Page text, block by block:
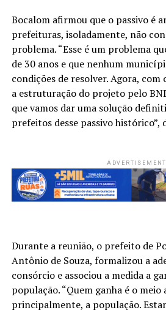
Bocalom afirmou que o passivo é
prefeituras, isoladamente, não
problema. “Esse é um problema
de 30 anos e que nenhum
condições de resolver. Agora, com
a estruturação do projeto pelo
que vamos dar uma solução
prefeitos desse passivo histórico”,
ADVERTISEMENT
Durante a reunião, o prefeito de
Antônio de Souza, formalizou a
consórcio e associou a medida a
população. “Quem ganha é o meio
principalmente, a população.